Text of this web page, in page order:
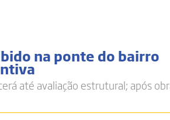
na ponte do bairro
até avaliação estrutural; após